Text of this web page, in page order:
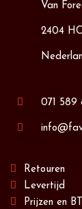
Van
2404
071 589
Retouren
Levertijd
Prijzen en